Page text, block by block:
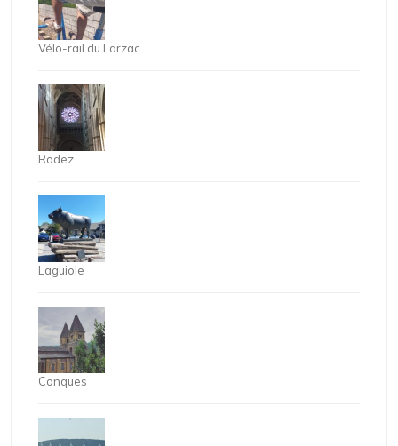
Vélo-rail du Larzac
Rodez
Laguiole
Conques